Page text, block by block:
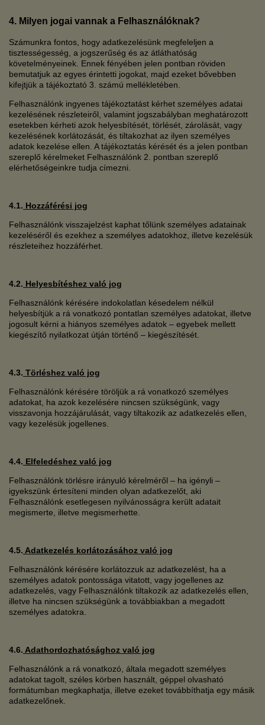
4. Milyen jogai vannak a Felhasználóknak?
Számunkra fontos, hogy adatkezelésünk megfeleljen a
tisztességesség, a jogszerűség és az átláthatóság
követelményeinek. Ennek fényében jelen pontban röviden
bemutatjuk az egyes érintetti jogokat, majd ezeket bővebben
kifejtjük a tájékoztató 3. számú mellékletében.
Felhasználónk ingyenes tájékoztatást kérhet személyes adatai
kezelésének részleteiről, valamint jogszabályban meghatározott
esetekben kérheti azok helyesbítését, törlését, zárolását, vagy
kezelésének korlátozását, és tiltakozhat az ilyen személyes
adatok kezelése ellen. A tájékoztatás kérését és a jelen pontban
szereplő kérelmeket Felhasználónk 2. pontban szereplő
elérhetőségeinkre tudja címezni.
4.1. Hozzáférési jog
Felhasználónk visszajelzést kaphat tőlünk személyes adatainak
kezeléséről és ezekhez a személyes adatokhoz, illetve kezelésük
részleteihez hozzáférhet.
4.2. Helyesbítéshez való jog
Felhasználónk kérésére indokolatlan késedelem nélkül
helyesbítjük a rá vonatkozó pontatlan személyes adatokat, illetve
jogosult kérni a hiányos személyes adatok – egyebek mellett
kiegészítő nyilatkozat útján történő – kiegészítését.
4.3. Törléshez való jog
Felhasználónk kérésére töröljük a rá vonatkozó személyes
adatokat, ha azok kezelésére nincsen szükségünk, vagy
visszavonja hozzájárulását, vagy tiltakozik az adatkezelés ellen,
vagy kezelésük jogellenes.
4.4. Elfeledéshez való jog
Felhasználónk törlésre irányuló kérelméről – ha igényli –
igyekszünk értesíteni minden olyan adatkezelőt, aki
Felhasználónk esetlegesen nyilvánosságra került adatait
megismerte, illetve megismerhette.
4.5. Adatkezelés korlátozásához való jog
Felhasználónk kérésére korlátozzuk az adatkezelést, ha a
személyes adatok pontossága vitatott, vagy jogellenes az
adatkezelés, vagy Felhasználónk tiltakozik az adatkezelés ellen,
illetve ha nincsen szükségünk a továbbiakban a megadott
személyes adatokra.
4.6. Adathordozhatósághoz való jog
Felhasználónk a rá vonatkozó, általa megadott személyes
adatokat tagolt, széles körben használt, géppel olvasható
formátumban megkaphatja, illetve ezeket továbbíthatja egy másik
adatkezelőnek.